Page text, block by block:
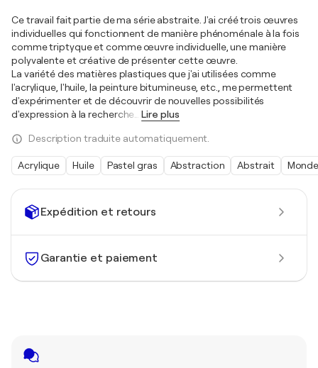
Expédition et retours
Garantie et paiement
Ce travail fait partie de ma série abstraite. J'ai créé trois œuvres
individuelles qui fonctionnent de manière phénoménale à la fois
comme triptyque et comme œuvre individuelle, une manière
polyvalente et créative de présenter cette œuvre.
La variété des matières plastiques que j'ai utilisées comme
l'acrylique, l'huile, la peinture bitumineuse, etc., me permettent
d'expérimenter et de découvrir de nouvelles possibilités
d'expression à la recherche… Lire plus
Description traduite automatiquement.
Acrylique Huile Pastel gras Abstraction Abstrait